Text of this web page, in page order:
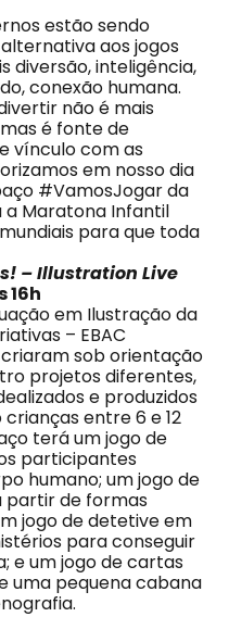
estão sendo
aos jogos
diversão, inteligência,
conexão humana.
não é mais
é fonte de
vínculo com as
em nosso dia
#VamosJogar da
a Maratona Infantil
para que toda
– Illustration Live
16h
em Ilustração da
– EBAC
sob orientação
projetos diferentes,
e produzidos
entre 6 e 12
terá um jogo de
participantes
humano; um jogo de
partir de formas
jogo de detetive em
para conseguir
e um jogo de cartas
uma pequena cabana